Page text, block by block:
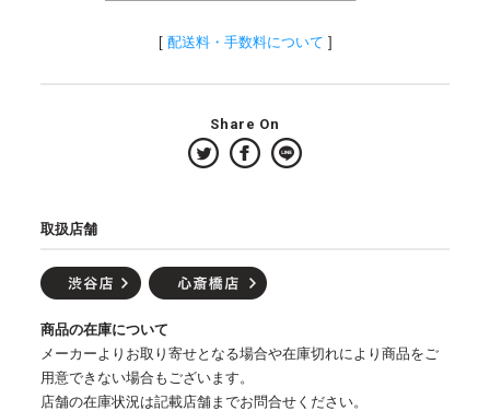
[ 配送料・手数料について ]
Share On
取扱店舗
商品の在庫について
メーカーよりお取り寄せとなる場合や在庫切れにより商品をご
用意できない場合もございます。
店舗の在庫状況は記載店舗までお問合せください。